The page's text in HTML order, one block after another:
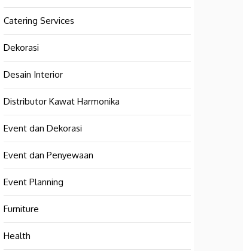
Catering Services
Dekorasi
Desain Interior
Distributor Kawat Harmonika
Event dan Dekorasi
Event dan Penyewaan
Event Planning
Furniture
Health